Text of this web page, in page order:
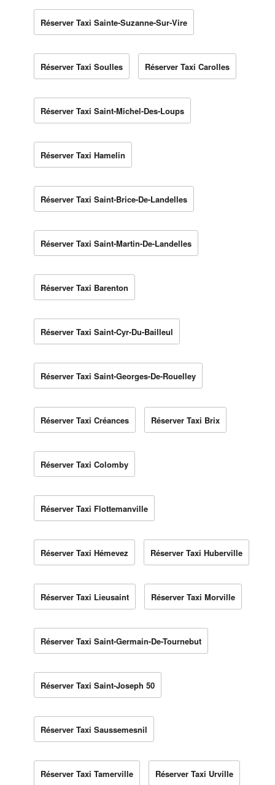
Réserver Taxi Sainte-Suzanne-Sur-Vire
Réserver Taxi Soulles Réserver Taxi Carolles
Réserver Taxi Saint-Michel-Des-Loups
Réserver Taxi Hamelin
Réserver Taxi Saint-Brice-De-Landelles
Réserver Taxi Saint-Martin-De-Landelles
Réserver Taxi Barenton
Réserver Taxi Saint-Cyr-Du-Bailleul
Réserver Taxi Saint-Georges-De-Rouelley
Réserver Taxi Créances Réserver Taxi Brix
Réserver Taxi Colomby
Réserver Taxi Flottemanville
Réserver Taxi Hémevez Réserver Taxi Huberville
Réserver Taxi Lieusaint Réserver Taxi Morville
Réserver Taxi Saint-Germain-De-Tournebut
Réserver Taxi Saint-Joseph 50
Réserver Taxi Saussemesnil
Réserver Taxi Tamerville Réserver Taxi Urville